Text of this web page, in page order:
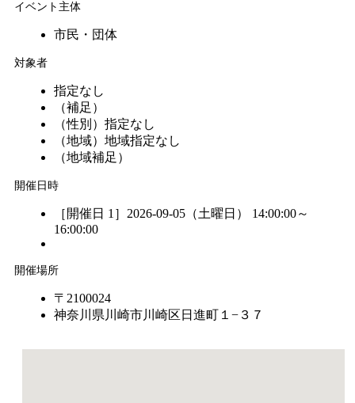
イベント主体
市民・団体
対象者
指定なし
（補足）
（性別） 指定なし
（地域） 地域指定なし
（地域補足）
開催日時
［開催日 1］2026-09-05（土曜日） 14:00:00～
16:00:00
開催場所
〒2100024
神奈川県川崎市川崎区日進町１−３７